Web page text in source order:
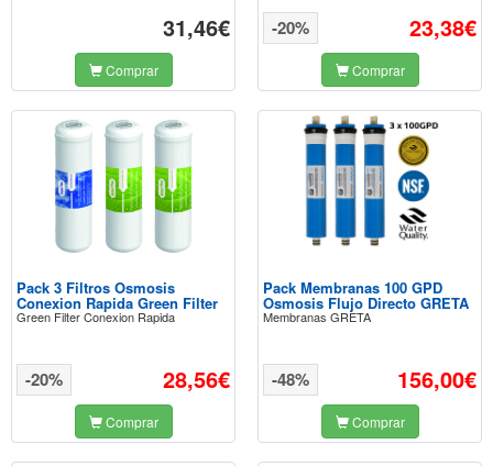
31,46€
Comprar
23,38€
-20%
Comprar
Pack 3 Filtros Osmosis
Conexion Rapida Green Filter
Green Filter Conexion Rapida
28,56€
-20%
Comprar
Pack Membranas 100 GPD
Osmosis Flujo Directo GRETA
Membranas GRETA
156,00€
-48%
Comprar